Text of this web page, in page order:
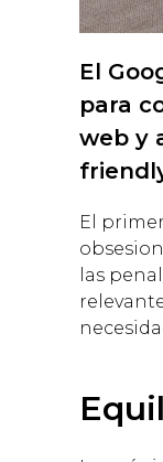
El
para
web y
El
las